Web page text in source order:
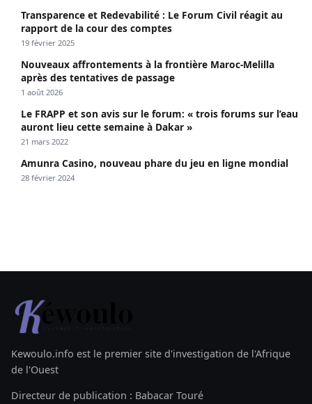
Transparence et Redevabilité : Le Forum Civil réagit au
rapport de la cour des comptes
19 février 2025
Nouveaux affrontements à la frontière Maroc-Melilla
après des tentatives de passage
1 août 2026
Le FRAPP et son avis sur le forum: « trois forums sur l’eau
auront lieu cette semaine à Dakar »
21 mars 2022
Amunra Casino, nouveau phare du jeu en ligne mondial
28 février 2024
Kewoulo.info est le premier site d'investigation de l'Afrique
de l'Ouest
Directeur de publication : Babacar Touré